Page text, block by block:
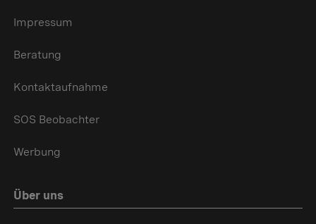
Impressum
Beratung
Kontaktaufnahme
SOS Beobachter
Werbung
Über uns